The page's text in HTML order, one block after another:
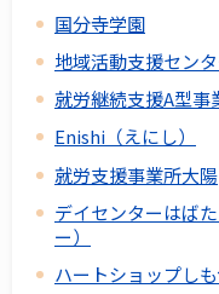
国分寺学園
地域活動支援セン
就労継続支援A型
Enishi（えにし）
就労支援事業所大陽
デイセンターはば
ー）
ハートショップし